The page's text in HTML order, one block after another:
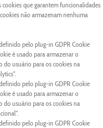
que garantem funcionalidades
não armazenam nenhuma
pelo plug-in GDPR Cookie
é usado para armazenar o
do usuário para os cookies na
pelo plug-in GDPR Cookie
é usado para armazenar o
do usuário para os cookies na
pelo plug-in GDPR Cookie